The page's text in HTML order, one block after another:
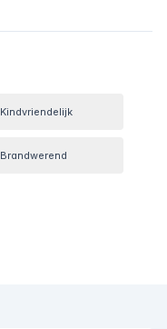
Kindvriendelijk
Brandwerend